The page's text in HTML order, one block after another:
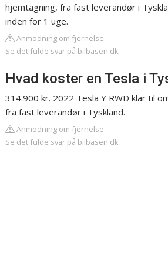
hjemtagning, fra fast leverandør i
inden for 1 uge.
Anmodning om fjernelse
Se det fulde svar på bilbasen.dk
Hvad koster en Tesla i
314.900 kr. 2022 Tesla Y RWD klar til
fra fast leverandør i Tyskland.
Anmodning om fjernelse
Se det fulde svar på bilbasen.dk